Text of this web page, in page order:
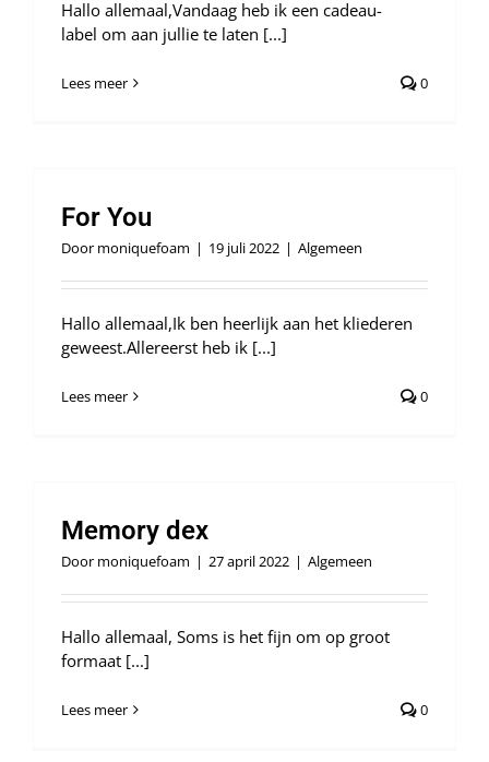
Hallo allemaal,Vandaag heb ik een cadeau-
label om aan jullie te laten [...]
Lees meer 0
For You
Door moniquefoam | 19 juli 2022 | Algemeen
Hallo allemaal,Ik ben heerlijk aan het kliederen
geweest.Allereerst heb ik [...]
Lees meer 0
Memory dex
Door moniquefoam | 27 april 2022 | Algemeen
Hallo allemaal, Soms is het fijn om op groot
formaat [...]
Lees meer 0